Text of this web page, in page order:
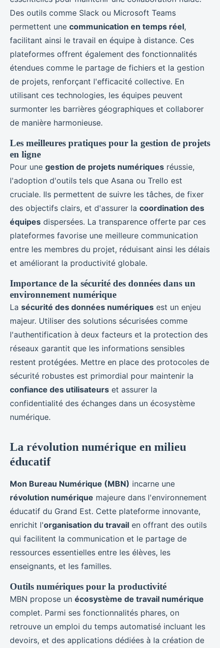
Des outils comme Slack ou Microsoft Teams
permettent une communication en temps réel,
facilitant ainsi le travail en équipe à distance. Ces
plateformes offrent également des fonctionnalités
étendues comme le partage de fichiers et la gestion
de projets, renforçant l'efficacité collective. En
utilisant ces technologies, les équipes peuvent
surmonter les barrières géographiques et collaborer
de manière harmonieuse.
Les meilleures pratiques pour la gestion de projets
en ligne
Pour une gestion de projets numériques réussie,
l'adoption d'outils tels que Asana ou Trello est
cruciale. Ils permettent de suivre les tâches, de fixer
des objectifs clairs, et d'assurer la coordination des
équipes dispersées. La transparence offerte par ces
plateformes favorise une meilleure communication
entre les membres du projet, réduisant ainsi les délais
et améliorant la productivité globale.
Importance de la sécurité des données dans un
environnement numérique
La sécurité des données numériques est un enjeu
majeur. Utiliser des solutions sécurisées comme
l'authentification à deux facteurs et la protection des
réseaux garantit que les informations sensibles
restent protégées. Mettre en place des protocoles de
sécurité robustes est primordial pour maintenir la
confiance des utilisateurs et assurer la
confidentialité des échanges dans un écosystème
numérique.
La révolution numérique en milieu
éducatif
Mon Bureau Numérique (MBN) incarne une
révolution numérique majeure dans l'environnement
éducatif du Grand Est. Cette plateforme innovante,
enrichit l'organisation du travail en offrant des outils
qui facilitent la communication et le partage de
ressources essentielles entre les élèves, les
enseignants, et les familles.
Outils numériques pour la productivité
MBN propose un écosystème de travail numérique
complet. Parmi ses fonctionnalités phares, on
retrouve un emploi du temps automatisé incluant les
devoirs, et des applications dédiées à la création de